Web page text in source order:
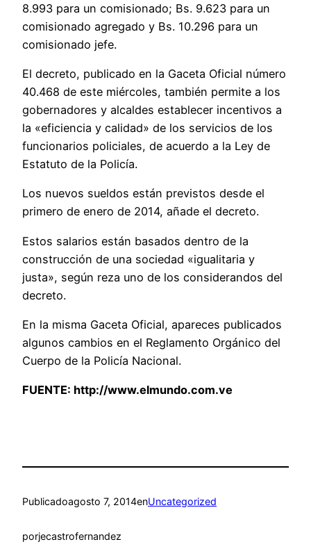
8.993 para un comisionado; Bs. 9.623 para un
comisionado agregado y Bs. 10.296 para un
comisionado jefe.
El decreto, publicado en la Gaceta Oficial número
40.468 de este miércoles, también permite a los
gobernadores y alcaldes establecer incentivos a
la «eficiencia y calidad» de los servicios de los
funcionarios policiales, de acuerdo a la Ley de
Estatuto de la Policía.
Los nuevos sueldos están previstos desde el
primero de enero de 2014, añade el decreto.
Estos salarios están basados dentro de la
construcción de una sociedad «igualitaria y
justa», según reza uno de los considerandos del
decreto.
En la misma Gaceta Oficial, apareces publicados
algunos cambios en el Reglamento Orgánico del
Cuerpo de la Policía Nacional.
FUENTE: http://www.elmundo.com.ve
Publicadoagosto 7, 2014enUncategorized
porjecastrofernandez